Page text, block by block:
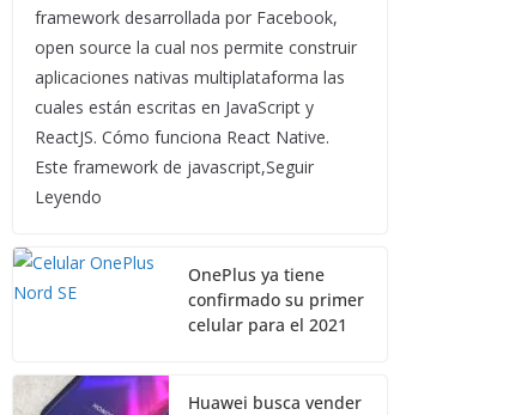
framework desarrollada por Facebook,
open source la cual nos permite construir
aplicaciones nativas multiplataforma las
cuales están escritas en JavaScript y
ReactJS. Cómo funciona React Native.
Este framework de javascript,Seguir
Leyendo
OnePlus ya tiene
confirmado su primer
celular para el 2021
Huawei busca vender